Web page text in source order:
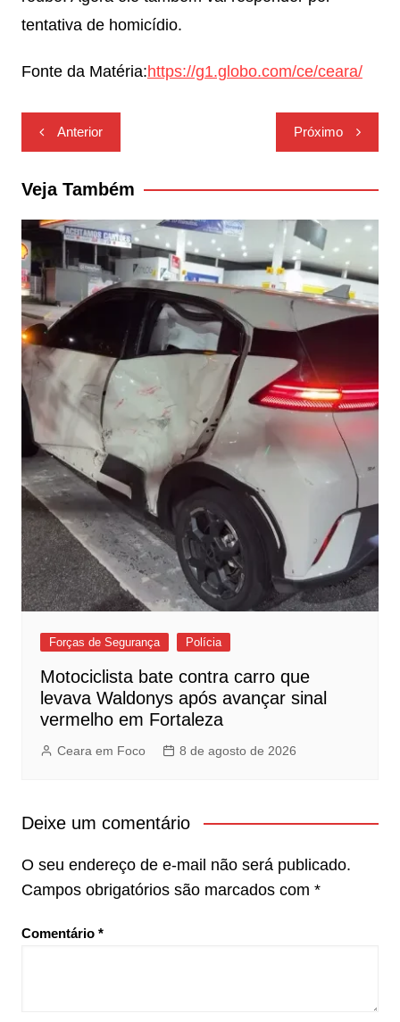
tentativa de homicídio.
Fonte da Matéria:https://g1.globo.com/ce/ceara/
Navegação
de
Post
Anterior Próximo
Veja Também
Forças de Segurança Polícia
Motociclista bate contra carro que
levava Waldonys após avançar sinal
vermelho em Fortaleza
Ceara em Foco 8 de agosto de 2026
Deixe um comentário
O seu endereço de e-mail não será publicado.
Campos obrigatórios são marcados com *
Comentário *